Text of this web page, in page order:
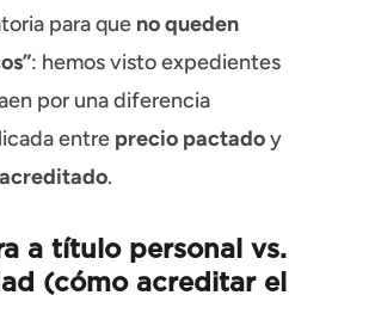
para que no queden
: hemos visto expedientes
por una diferencia
entre precio pactadoy
.
a título personal vs.
(cómo acreditar el